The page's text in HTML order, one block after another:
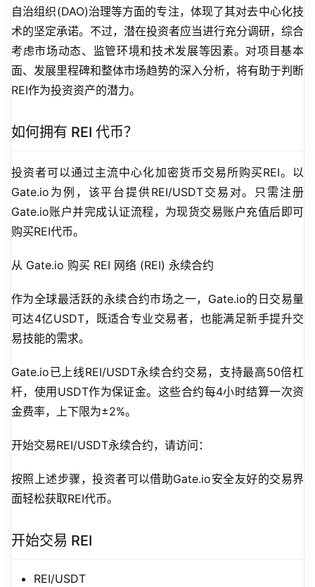
自治组织(DAO)治理等方面的专注，体现了其对去中心化技
术的坚定承诺。不过，潜在投资者应当进行充分调研，综合
考虑市场动态、监管环境和技术发展等因素。对项目基本
面、发展里程碑和整体市场趋势的深入分析，将有助于判断
REI作为投资资产的潜力。
如何拥有 REI 代币？
投资者可以通过主流中心化加密货币交易所购买REI。以
Gate.io为例，该平台提供REI/USDT交易对。只需注册
Gate.io账户并完成认证流程，为现货交易账户充值后即可
购买REI代币。
从 Gate.io 购买 REI 网络 (REI) 永续合约
作为全球最活跃的永续合约市场之一，Gate.io的日交易量
可达4亿USDT，既适合专业交易者，也能满足新手提升交
易技能的需求。
Gate.io已上线REI/USDT永续合约交易，支持最高50倍杠
杆，使用USDT作为保证金。这些合约每4小时结算一次资
金费率，上下限为±2%。
开始交易REI/USDT永续合约，请访问：
按照上述步骤，投资者可以借助Gate.io安全友好的交易界
面轻松获取REI代币。
开始交易 REI
REI/USDT